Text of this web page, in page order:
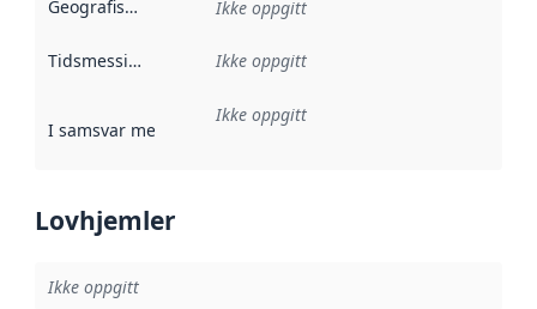
Geografisk avgrensning :
Ikke oppgitt
Tidsmessig avgrensning :
Ikke oppgitt
I samsvar med Referanse til en implementasjonsregel
Ikke oppgitt
Lovhjemler
Ikke oppgitt